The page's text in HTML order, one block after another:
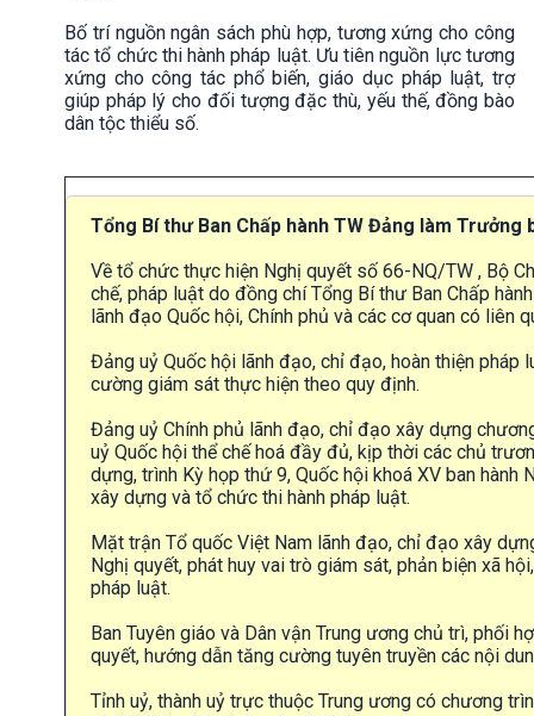
Bố trí nguồn ngân sách phù hợp, tương xứng cho công
tác tổ chức thi hành pháp luật. Ưu tiên nguồn lực tương
xứng cho công tác phổ biến, giáo dục pháp luật, trợ
giúp pháp lý cho đối tượng đặc thù, yếu thế, đồng bào
dân tộc thiểu số.
Tổng Bí thư Ban Chấp hành TW Đảng làm
Về tổ chức thực hiện Nghị quyết số 66-NQ/TW , Bộ
chế, pháp luật do đồng chí Tổng Bí thư Ban Chấp
lãnh đạo Quốc hội, Chính phủ và các cơ quan có liên
Đảng uỷ Quốc hội lãnh đạo, chỉ đạo, hoàn thiện
cường giám sát thực hiện theo quy định.
Đảng uỷ Chính phủ lãnh đạo, chỉ đạo xây dựng
uỷ Quốc hội thể chế hoá đầy đủ, kịp thời các chủ
dựng, trình Kỳ họp thứ 9, Quốc hội khoá XV ban
xây dựng và tổ chức thi hành pháp luật.
Mặt trận Tổ quốc Việt Nam lãnh đạo, chỉ đạo xây
Nghị quyết, phát huy vai trò giám sát, phản biện xã
pháp luật.
Ban Tuyên giáo và Dân vận Trung ương chủ trì, phối
quyết, hướng dẫn tăng cường tuyên truyền các nội
Tỉnh uỷ, thành uỷ trực thuộc Trung ương có chương